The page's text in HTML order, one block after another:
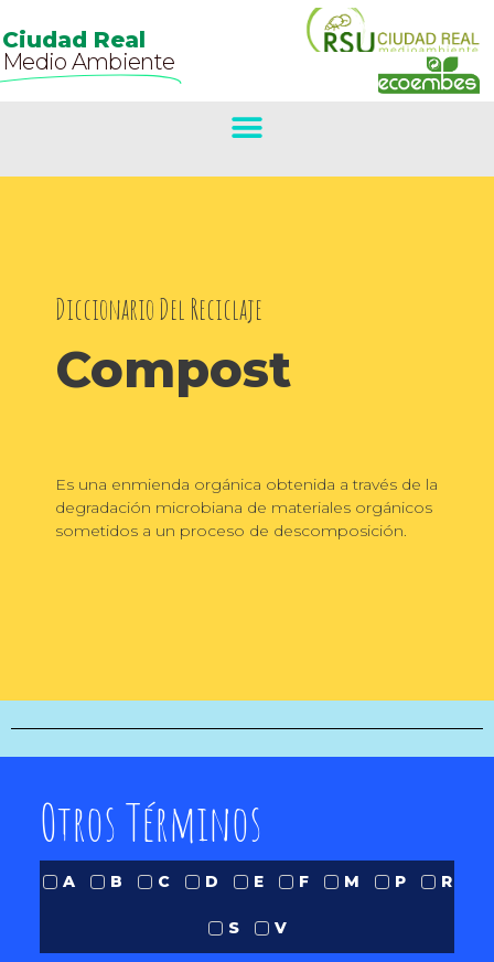
Ciudad Real
Medio Ambiente
Diccionario Del Reciclaje
Compost
Es una enmienda orgánica obtenida a través de la
degradación microbiana de materiales orgánicos
sometidos a un proceso de descomposición.
Otros Términos
A B C D E F M P R
S V